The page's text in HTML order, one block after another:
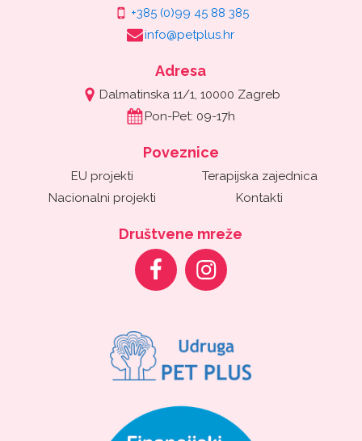
+385 (0)99 45 88 385
info@petplus.hr
Adresa
Dalmatinska 11/1, 10000 Zagreb
Pon-Pet: 09-17h
Poveznice
EU projekti
Nacionalni projekti
Terapijska zajednica
Kontakti
Društvene mreže